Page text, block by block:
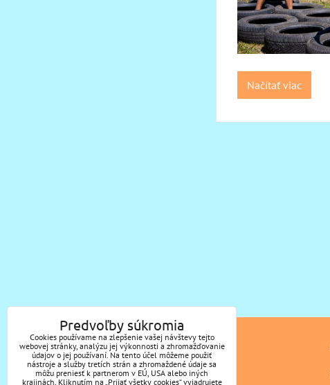
Načítať viac
KONTAKT
Mobil: + 421 905 892 677
Predvoľby súkromia
Cookies používame na zlepšenie vašej návštevy tejto
webovej stránky, analýzu jej výkonnosti a zhromažďovanie
údajov o jej používaní. Na tento účel môžeme použiť
nástroje a služby tretích strán a zhromaždené údaje sa
môžu preniesť k partnerom v EÚ, USA alebo iných
krajinách. Kliknutím na „Prijať všetky cookies“ vyjadrujete